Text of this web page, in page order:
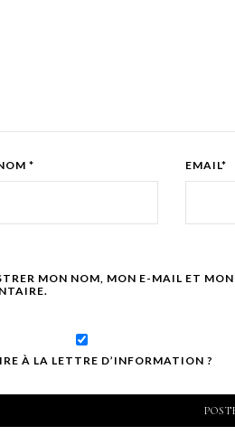
* EMAIL*
MON NOM, MON E-MAIL ET
À LA LETTRE D’INFORMATION ?